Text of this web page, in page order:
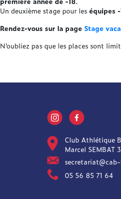
Un deuxième stage pour les équipes
Rendez-vous sur la page Stage
N’oubliez pas que les places sont
Club Athlétique
Marcel SEMBAT
05 56 85 71 64